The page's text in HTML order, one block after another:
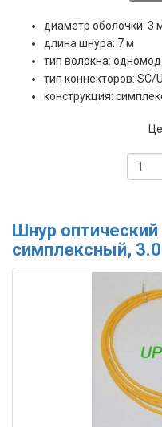
диаметр оболочки: 3
длина шнура: 7 м
тип волокна:
тип коннекторов: SC/
конструкция:
Шнур оптический
симплексный,